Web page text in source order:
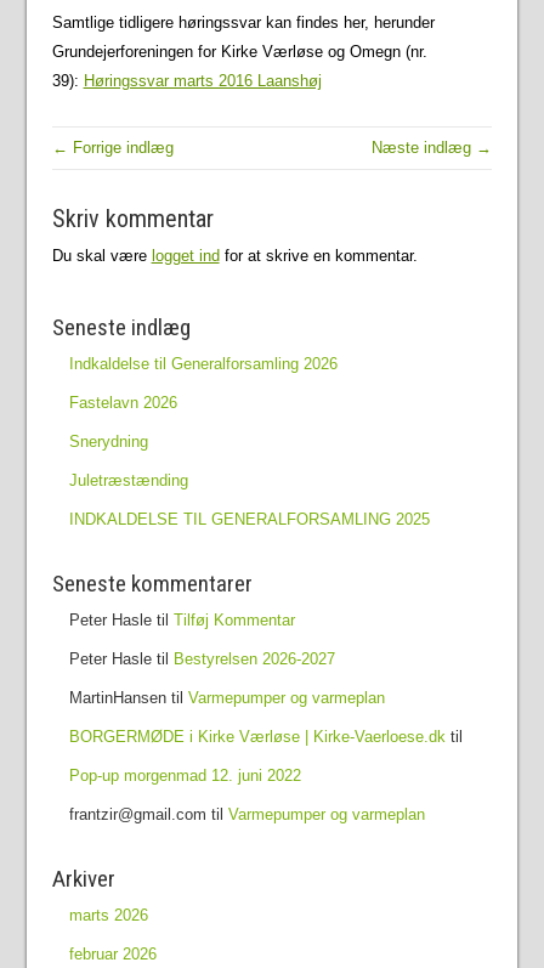
Samtlige tidligere høringssvar kan findes her, herunder
Grundejerforeningen for Kirke Værløse og Omegn (nr.
39): Høringssvar marts 2016 Laanshøj
← Forrige indlæg Næste indlæg →
Skriv kommentar
Du skal være logget ind for at skrive en kommentar.
Seneste indlæg
Indkaldelse til Generalforsamling 2026
Fastelavn 2026
Snerydning
Juletræstænding
INDKALDELSE TIL GENERALFORSAMLING 2025
Seneste kommentarer
Peter Hasletil Tilføj Kommentar
Peter Hasletil Bestyrelsen 2026-2027
MartinHansentil Varmepumper og varmeplan
BORGERMØDE i Kirke Værløse | Kirke-Vaerloese.dktil
Pop-up morgenmad 12. juni 2022
frantzir@gmail.com til Varmepumper og varmeplan
Arkiver
marts 2026
februar 2026